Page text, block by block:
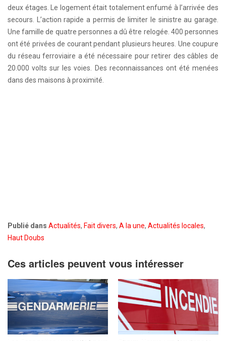
deux étages. Le logement était totalement enfumé à l’arrivée des
secours. L’action rapide a permis de limiter le sinistre au garage.
Une famille de quatre personnes a dû être relogée. 400 personnes
ont été privées de courant pendant plusieurs heures. Une coupure
du réseau ferroviaire a été nécessaire pour retirer des câbles de
20.000 volts sur les voies. Des reconnaissances ont été menées
dans des maisons à proximité.
Publié dans Actualités, Fait divers, A la une, Actualités locales,
Haut Doubs
Ces articles peuvent vous intéresser